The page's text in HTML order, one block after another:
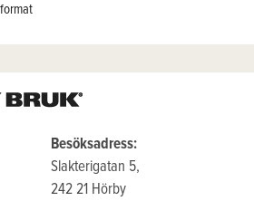
Besöksadress:
Slakterigatan 5,
242 21 Hörby